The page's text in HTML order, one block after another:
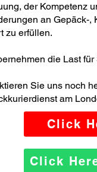
der Kompetenz
an Gepäck-,
zu erfüllen.
die Last für
Sie uns noch
am
Click
Click